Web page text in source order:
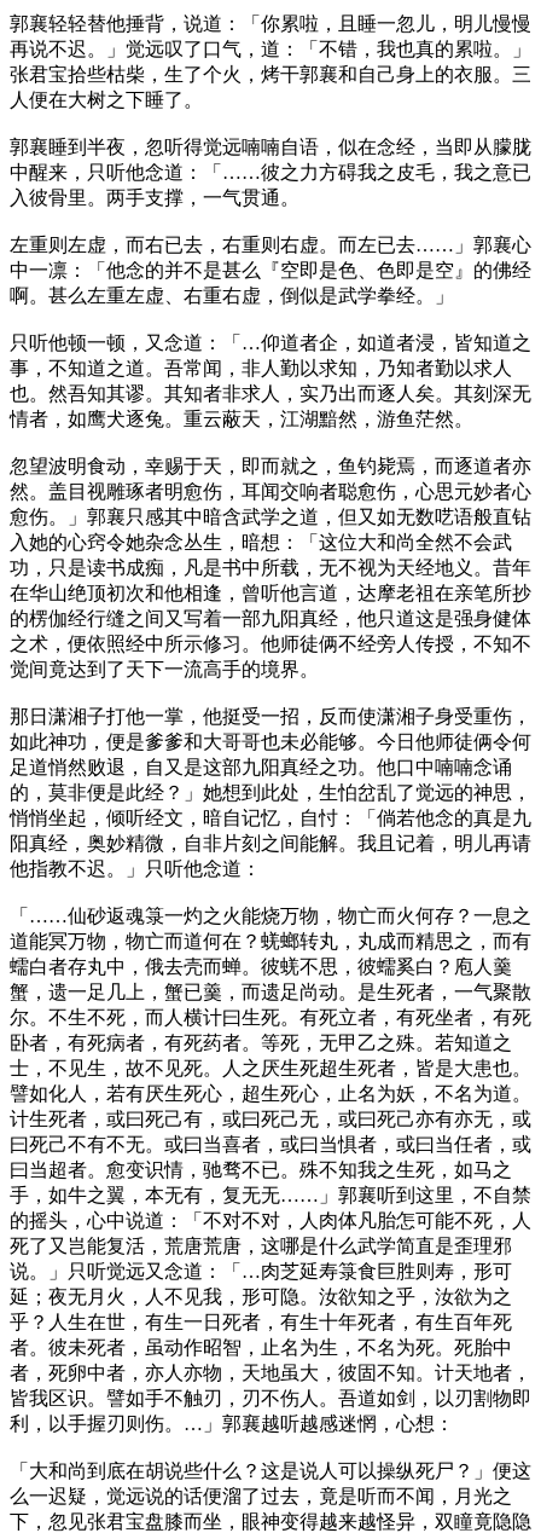
郭襄轻轻替他捶背，说道：「你累啦，且睡一忽儿，明儿慢慢
再说不迟。」觉远叹了口气，道：「不错，我也真的累啦。」
张君宝拾些枯柴，生了个火，烤干郭襄和自己身上的衣服。三
人便在大树之下睡了。
郭襄睡到半夜，忽听得觉远喃喃自语，似在念经，当即从朦胧
中醒来，只听他念道：「……彼之力方碍我之皮毛，我之意已
入彼骨里。两手支撑，一气贯通。
左重则左虚，而右已去，右重则右虚。而左已去……」郭襄心
中一凛：「他念的并不是甚么『空即是色、色即是空』的佛经
啊。甚么左重左虚、右重右虚，倒似是武学拳经。」
只听他顿一顿，又念道：「…仰道者企，如道者浸，皆知道之
事，不知道之道。吾常闻，非人勤以求知，乃知者勤以求人
也。然吾知其谬。其知者非求人，实乃出而逐人矣。其刻深无
情者，如鹰犬逐兔。重云蔽天，江湖黯然，游鱼茫然。
忽望波明食动，幸赐于天，即而就之，鱼钓毙焉，而逐道者亦
然。盖目视雕琢者明愈伤，耳闻交响者聪愈伤，心思元妙者心
愈伤。」郭襄只感其中暗含武学之道，但又如无数呓语般直钻
入她的心窍令她杂念丛生，暗想：「这位大和尚全然不会武
功，只是读书成痴，凡是书中所载，无不视为天经地义。昔年
在华山绝顶初次和他相逢，曾听他言道，达摩老祖在亲笔所抄
的楞伽经行缝之间又写着一部九阳真经，他只道这是强身健体
之术，便依照经中所示修习。他师徒俩不经旁人传授，不知不
觉间竟达到了天下一流高手的境界。
那日潇湘子打他一掌，他挺受一招，反而使潇湘子身受重伤，
如此神功，便是爹爹和大哥哥也未必能够。今日他师徒俩令何
足道悄然败退，自又是这部九阳真经之功。他口中喃喃念诵
的，莫非便是此经？」她想到此处，生怕岔乱了觉远的神思，
悄悄坐起，倾听经文，暗自记忆，自忖：「倘若他念的真是九
阳真经，奥妙精微，自非片刻之间能解。我且记着，明儿再请
他指教不迟。」只听他念道：
「……仙砂返魂箓一灼之火能烧万物，物亡而火何存？一息之
道能冥万物，物亡而道何在？蜣螂转丸，丸成而精思之，而有
蠕白者存丸中，俄去壳而蝉。彼蜣不思，彼蠕奚白？庖人羹
蟹，遗一足几上，蟹已羹，而遗足尚动。是生死者，一气聚散
尔。不生不死，而人横计曰生死。有死立者，有死坐者，有死
卧者，有死病者，有死药者。等死，无甲乙之殊。若知道之
士，不见生，故不见死。人之厌生死超生死者，皆是大患也。
譬如化人，若有厌生死心，超生死心，止名为妖，不名为道。
计生死者，或曰死己有，或曰死己无，或曰死己亦有亦无，或
曰死己不有不无。或曰当喜者，或曰当惧者，或曰当任者，或
曰当超者。愈变识情，驰骛不已。殊不知我之生死，如马之
手，如牛之翼，本无有，复无无……」郭襄听到这里，不自禁
的摇头，心中说道：「不对不对，人肉体凡胎怎可能不死，人
死了又岂能复活，荒唐荒唐，这哪是什么武学简直是歪理邪
说。」只听觉远又念道：「…肉芝延寿箓食巨胜则寿，形可
延；夜无月火，人不见我，形可隐。汝欲知之乎，汝欲为之
乎？人生在世，有生一日死者，有生十年死者，有生百年死
者。彼未死者，虽动作昭智，止名为生，不名为死。死胎中
者，死卵中者，亦人亦物，天地虽大，彼固不知。计天地者，
皆我区识。譬如手不触刃，刃不伤人。吾道如剑，以刃割物即
利，以手握刃则伤。…」郭襄越听越感迷惘，心想：
「大和尚到底在胡说些什么？这是说人可以操纵死尸？」便这
么一迟疑，觉远说的话便溜了过去，竟是听而不闻，月光之
下，忽见张君宝盘膝而坐，眼神变得越来越怪异，双瞳竟隐隐